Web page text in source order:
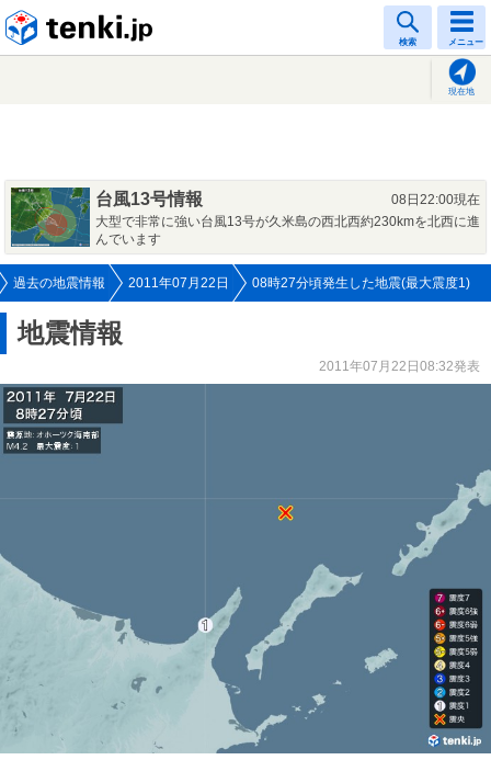
検索 メニュー
現在地
台風13号情報
08日22:00現在
大型で非常に強い台風13号が久米島の西北西約230kmを北西に進
んでいます
過去の地震情報 2011年07月22日 08時27分頃発生した地震(最大震度1)
地震情報
2011年07月22日08:32発表